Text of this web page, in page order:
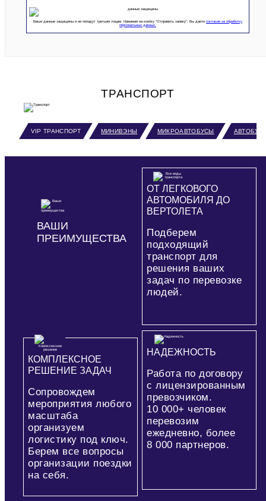
Ваши данные защищены и не попадут третьим лицам. Нажимая на кнопку “Отправить заявку”, Вы даете согласие на обработку
персональных данных.
ТРАНСПОРТ
VIP ТРАНСПОРТ МИНИВЭНЫ МИКРОАВТОБУСЫ
ВАШИ
ПРЕИМУЩЕСТВА
ОТ ЛЕГКОВОГО
АВТОМОБИЛЯ ДО
ВЕРТОЛЕТА
Подберем
подходящий
транспорт для
решения ваших
задач по перевозке
людей.
КОМПЛЕКСНОЕ
РЕШЕНИЕ ЗАДАЧ
Сопровождем
мероприятия любого
масштаба
организуем
логистику под ключ.
Берем все вопросы
организации поездки
на себя.
НАДЕЖНОСТЬ
Работа по договору
с лицензированным
превозчиком.
10 000+ человек
перевозим
ежедневно, более
8 000 партнеров.